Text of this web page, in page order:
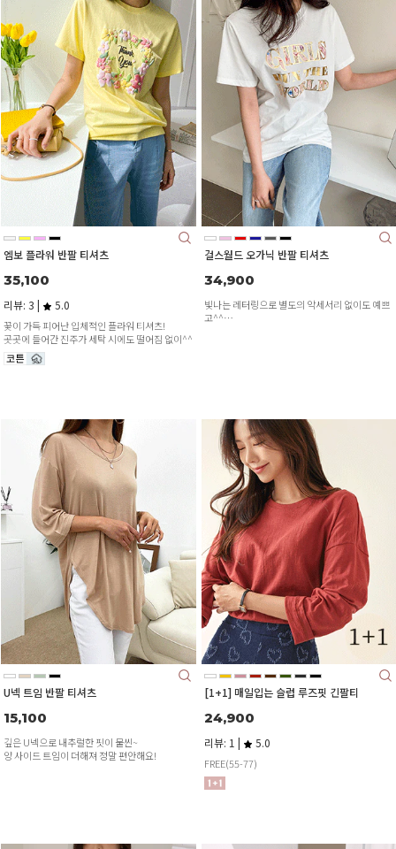
엠보 플라워 반팔 티셔츠
35,100
리뷰: 3 | 5.0
꽃이 가득 피어난 입체적인 플라워 티셔츠!
곳곳에 들어간 진주가 세탁 시에도 떨어짐 없이^^
걸스월드 오가닉 반팔 티셔츠
34,900
빛나는 레터링으로 별도의 악세서리 없이도 예쁘
고^^
U넥 트임 반팔 티셔츠
15,100
깊은 U넥으로 내추럴한 핏이 물씬~
양 사이드 트임이 더해져 정말 편안해요!
[1+1] 매일입는 슬럽 루즈핏 긴팔티
24,900
리뷰: 1 | 5.0
FREE(55-77)